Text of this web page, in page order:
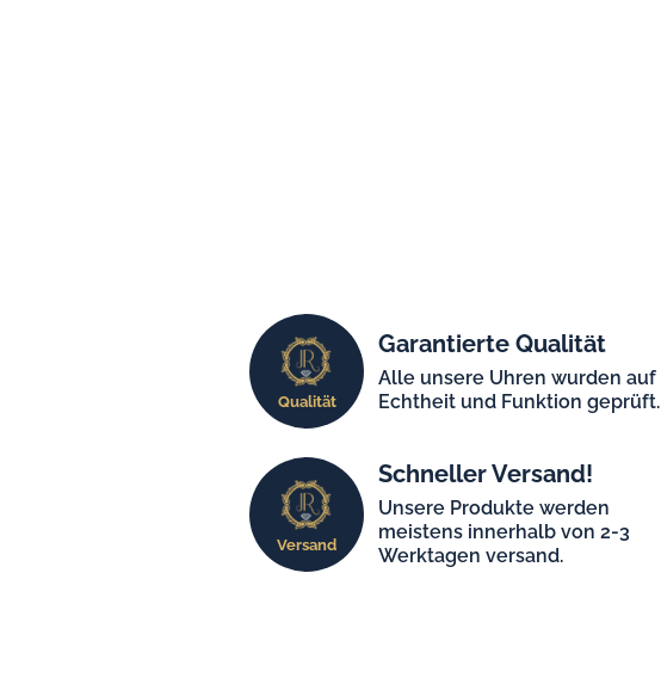
Qualität
Garantierte Qualität
Alle unsere Uhren wurden auf
Echtheit und Funktion geprüft.
Versand
Schneller Versand!
Unsere Produkte werden
meistens innerhalb von 2-3
Werktagen versand.